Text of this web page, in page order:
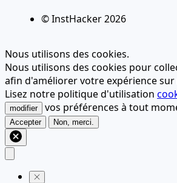
© InstHacker2026
Nous utilisons des cookies.
Nous utilisons des cookies pour
afin d'améliorer votre expérience
Lisez notre politique d'utilisation
modifier vos préférences à tout
Accepter Non, merci.